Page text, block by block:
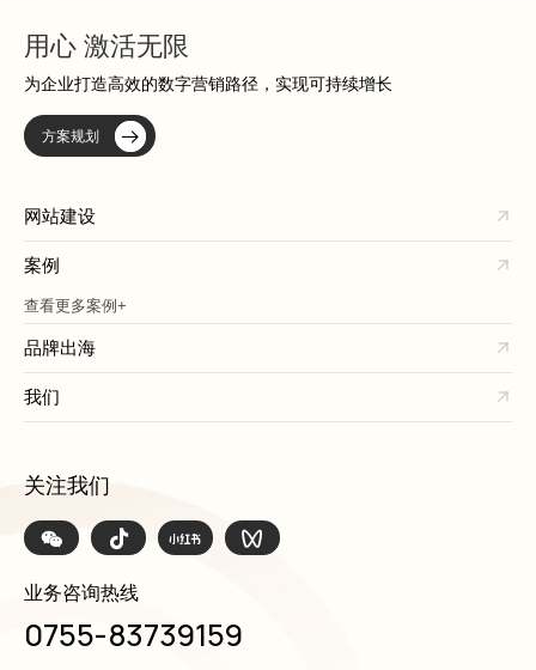
用心 激活无限
为企业打造高效的数字营销路径，实现可持续增长
方案规划
网站建设
案例
查看更多案例+
品牌出海
我们
关注我们
业务咨询热线
0755-83739159